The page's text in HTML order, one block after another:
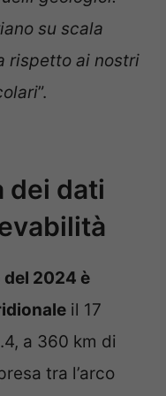
su scala
rispetto ai nostri
”.
dei dati
2024 è
il 17
a 360 km di
tra l’arco